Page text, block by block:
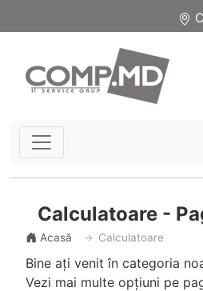
Calculatoare -
Acasă Calculatoare
Bine ați venit în categoria
Vezi mai multe opțiuni pe